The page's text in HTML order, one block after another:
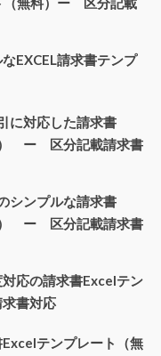
EXCEL請求書テンプ
に対応した請求書
） ー 区分記載請求書
シンプルな請求書
） ー 区分記載請求書
応の請求書Excelテン
書対応
テンプレート（無